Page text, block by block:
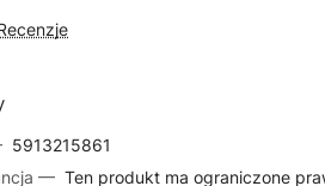
5913215861
— Ten produkt ma ograniczone